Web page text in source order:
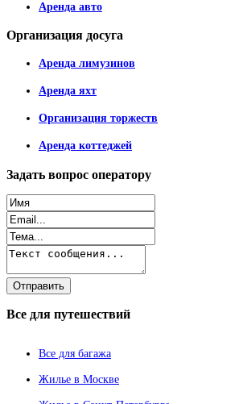
Аренда авто
Организация досуга
Аренда лимузинов
Аренда яхт
Организация торжеств
Аренда коттеджей
Задать вопрос оператору
Все для путешествий
Все для багажа
Жилье в Москве